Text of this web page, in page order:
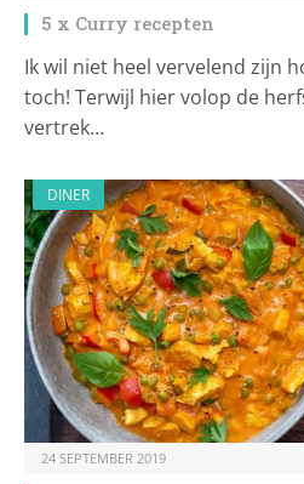
5 x Curry recepten
Ik wil niet heel vervelend zijn
toch! Terwijl hier volop de
vertrek…
DINER
24 SEPTEMBER 2019